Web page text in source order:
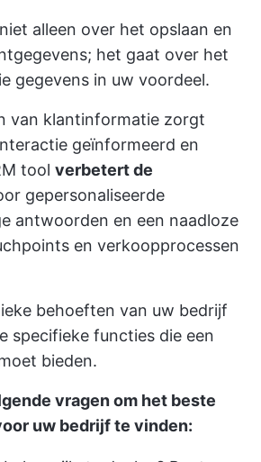
alleen over het opslaan en
het gaat over het
gegevens in uw voordeel.
van klantinformatie zorgt
geïnformeerd en
tool verbetert de
gepersonaliseerde
antwoorden en een naadloze
en verkoopprocessen
behoeften van uw bedrijf
specifieke functies die een
bieden.
vragen om het beste
uw bedrijf te vinden: